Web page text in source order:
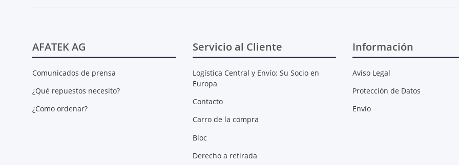
AFATEK AG
Comunicados de prensa
¿Qué repuestos necesito?
¿Como ordenar?
Servicio al Cliente
Logística Central y Envío: Su Socio en
Europa
Contacto
Carro de la compra
Bloc
Derecho a retirada
Información
Aviso Legal
Protección de Datos
Envío